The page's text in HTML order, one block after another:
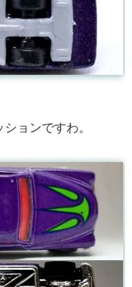
ョンですわ。